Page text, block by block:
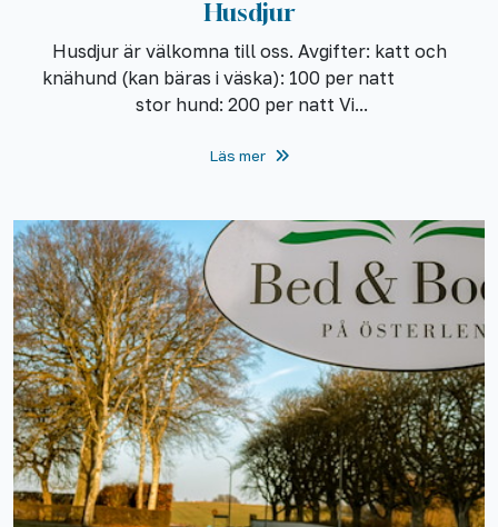
Husdjur
Husdjur är välkomna till oss. Avgifter: katt och
knähund (kan bäras i väska): 100 per natt
stor hund: 200 per natt Vi...
Läs mer